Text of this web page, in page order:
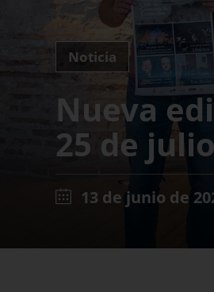
Noticia
Nueva
25 de julio
13 de junio de